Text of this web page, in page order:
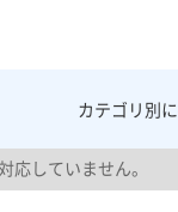
カテゴリ別
応していません。